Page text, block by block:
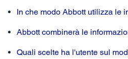
In che modo Abbott utilizza le
Abbott combinerà le
Quali scelte ha l'utente sul